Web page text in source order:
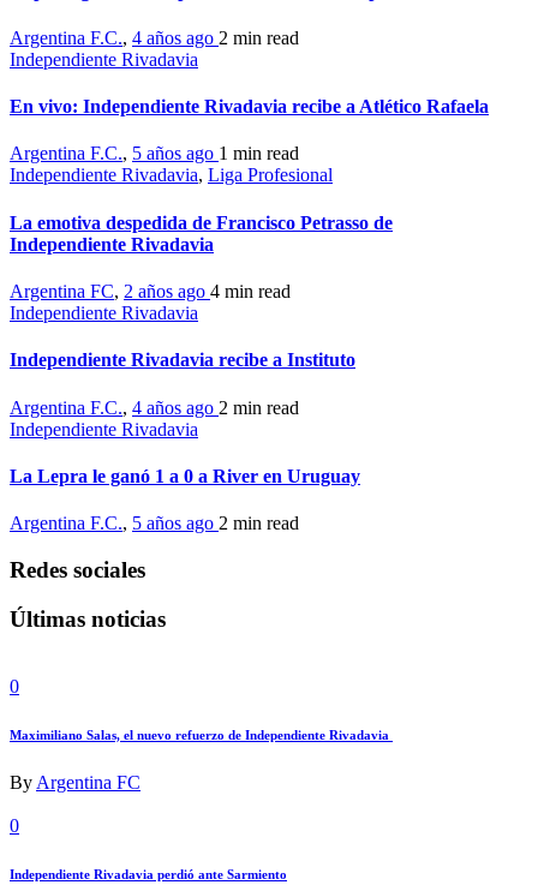
Argentina F.C., 4 años ago 2 min read
Independiente Rivadavia
En vivo: Independiente Rivadavia recibe a Atlético Rafaela
Argentina F.C., 5 años ago 1 min read
Independiente Rivadavia, Liga Profesional
La emotiva despedida de Francisco Petrasso de
Independiente Rivadavia
Argentina FC, 2 años ago 4 min read
Independiente Rivadavia
Independiente Rivadavia recibe a Instituto
Argentina F.C., 4 años ago 2 min read
Independiente Rivadavia
La Lepra le ganó 1 a 0 a River en Uruguay
Argentina F.C., 5 años ago 2 min read
Redes sociales
Últimas noticias
0
Maximiliano Salas, el nuevo refuerzo de Independiente Rivadavia
By Argentina FC
0
Independiente Rivadavia perdió ante Sarmiento